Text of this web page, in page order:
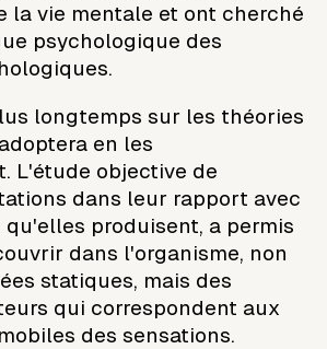
la vie mentale et ont cherché
psychologique des
longtemps sur les théories
en les
L'étude objective de
dans leur rapport avec
qu'elles produisent, a permis
dans l'organisme, non
statiques, mais des
qui correspondent aux
des sensations.